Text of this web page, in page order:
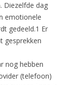
Diezelfde dag
emotionele
gedeeld.1 Er
gesprekken
nog hebben
(telefoon)